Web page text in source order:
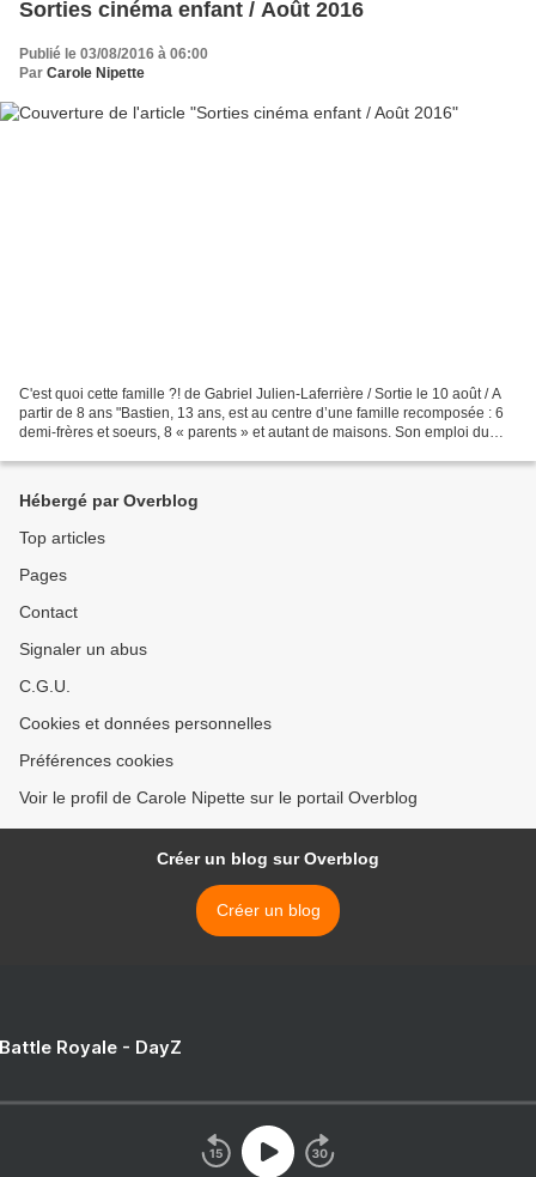
Sorties cinéma enfant / Août 2016
Publié le 03/08/2016 à 06:00
Par Carole Nipette
C'est quoi cette famille ?! de Gabriel Julien-Laferrière / Sortie le 10 août / A
partir de 8 ans "Bastien, 13 ans, est au centre d’une famille recomposée : 6
demi-frères et soeurs, 8 « parents » et autant de maisons. Son emploi du
Hébergé par Overblog
Top articles
Pages
Contact
Signaler un abus
C.G.U.
Cookies et données personnelles
Préférences cookies
Voir le profil de Carole Nipette sur le portail Overblog
Créer un blog sur Overblog
Créer un blog
Royale - DayZ